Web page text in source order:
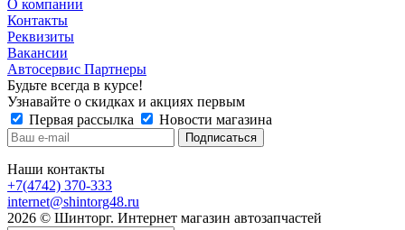
О компании
Контакты
Реквизиты
Вакансии
Автосервис Партнеры
Будьте всегда в курсе!
Узнавайте о скидках и акциях первым
Первая рассылка
Новости магазина
Наши контакты
+7(4742) 370-333
internet@shintorg48.ru
2026 © Шинторг. Интернет магазин автозапчастей